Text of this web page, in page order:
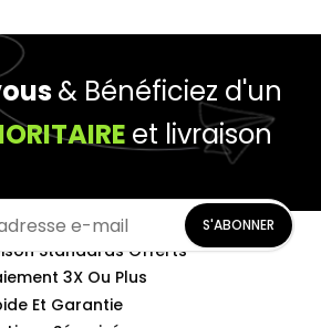
& Bénéficiez d'un
et livraison
S'ABONNER
Standards Offerts
3X Ou Plus
Et Garantie